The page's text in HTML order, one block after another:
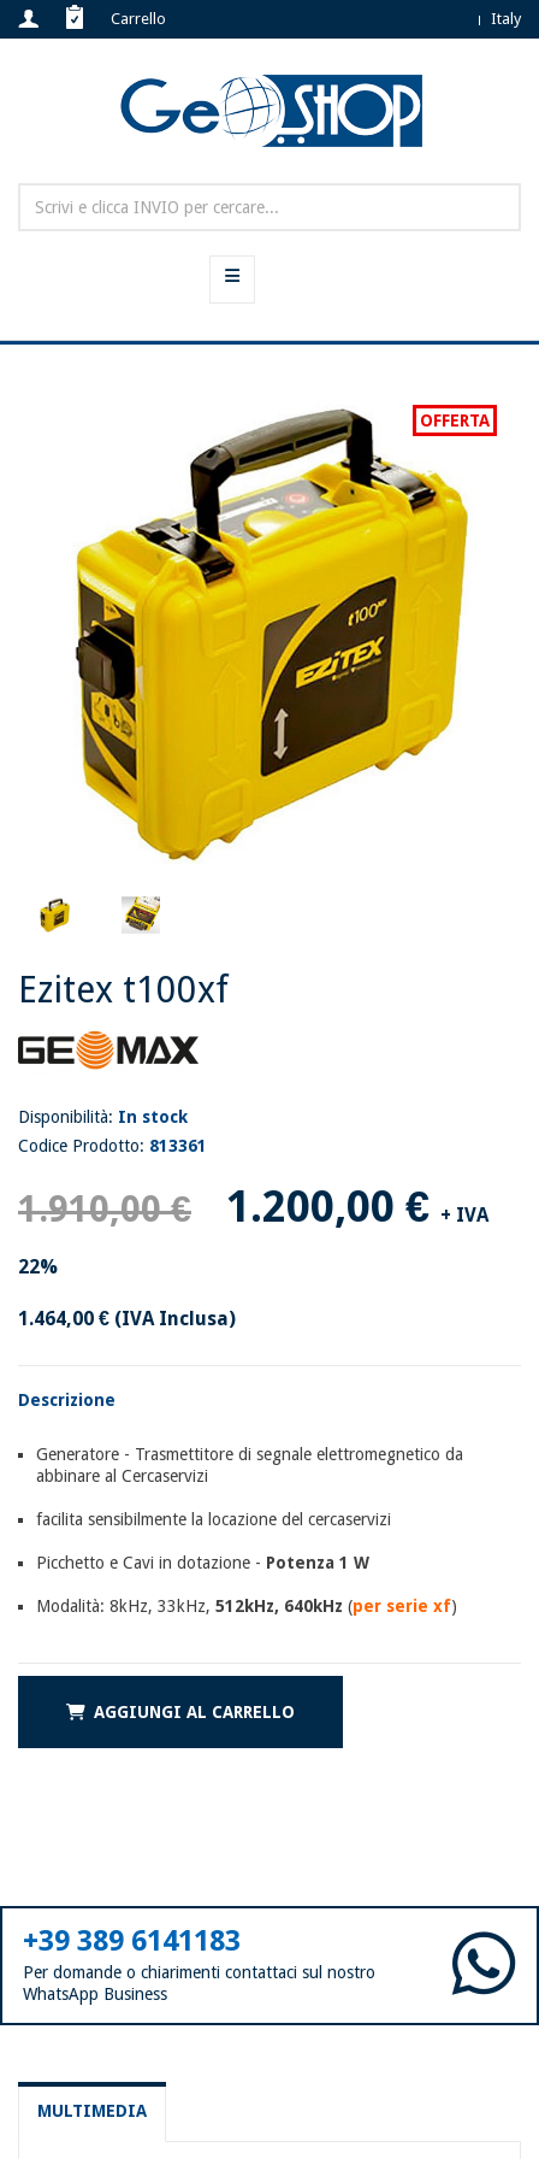
Carrello Italy
OFFERTA
Ezitex t100xf
Disponibilità: In stock
Codice Prodotto: 813361
1.910,00 € 1.200,00 € + IVA
22%
1.464,00 € (IVA Inclusa)
Descrizione
Generatore - Trasmettitore di segnale elettromegnetico da
abbinare al Cercaservizi
facilita sensibilmente la locazione del cercaservizi
Picchetto e Cavi in dotazione - Potenza 1 W
Modalità: 8kHz, 33kHz, 512kHz, 640kHz (per serie xf)
AGGIUNGI AL CARRELLO
+39 389 6141183
Per domande o chiarimenti contattaci sul nostro
WhatsApp Business
MULTIMEDIA